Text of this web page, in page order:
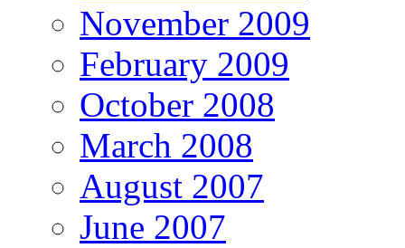
November 2009
February 2009
October 2008
March 2008
August 2007
June 2007